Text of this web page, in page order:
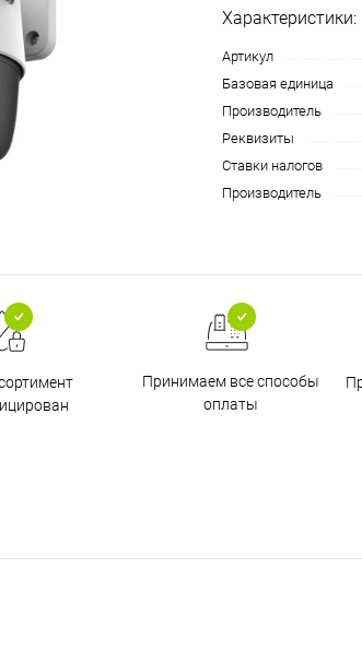
Характеристики:
Артикул
Базовая единица
Производитель
Реквизиты
Ставки налогов
Производитель
Принимаем все способы
оплаты